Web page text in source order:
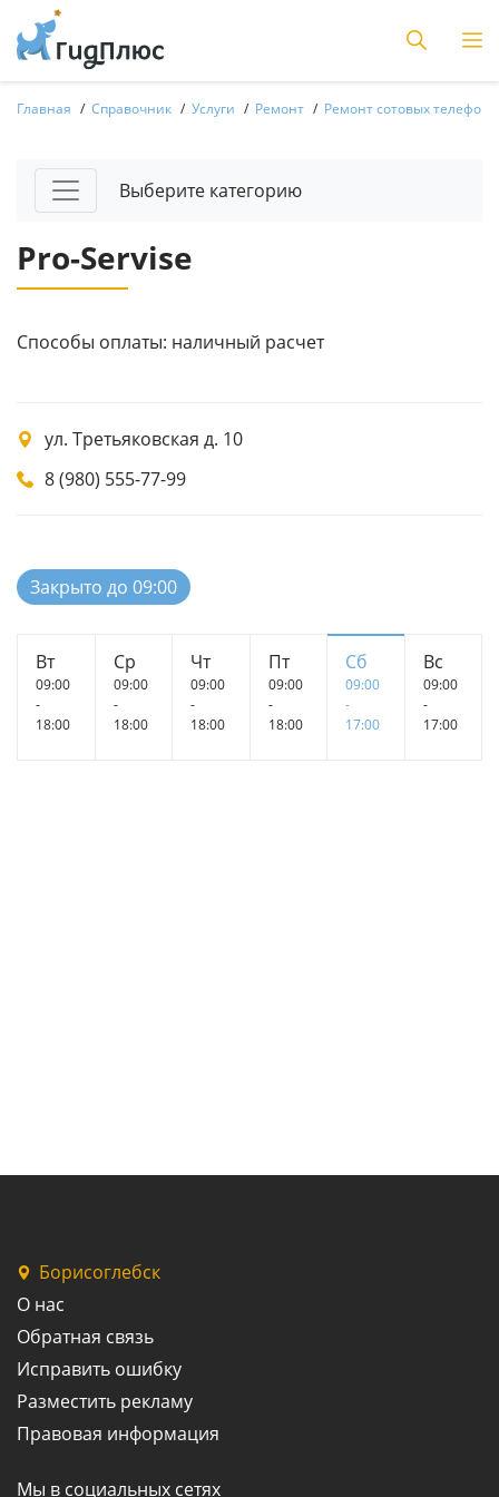
Главная Справочник Услуги Ремонт Ремонт сотовых
Выберите категорию
Pro-Servise
Способы оплаты: наличный расчет
ул. Третьяковская д. 10
8 (980) 555-77-99
Закрыто до 09:00
Вт
09:00
-
18:00
Ср
09:00
-
18:00
Чт
09:00
-
18:00
Пт
09:00
-
18:00
Сб
09:00
-
17:00
Вс
09:00
-
17:00
Борисоглебск
О нас
Обратная связь
Исправить ошибку
Разместить рекламу
Правовая информация
Мы в социальных сетях